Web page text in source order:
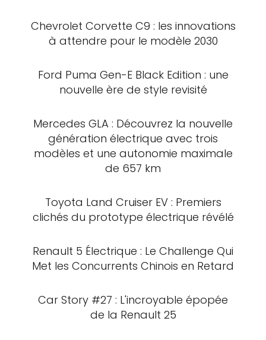
Chevrolet Corvette C9 : les innovations
à attendre pour le modèle 2030
Ford Puma Gen-E Black Edition : une
nouvelle ère de style revisité
Mercedes GLA : Découvrez la nouvelle
génération électrique avec trois
modèles et une autonomie maximale
de 657 km
Toyota Land Cruiser EV : Premiers
clichés du prototype électrique révélé
Renault 5 Électrique : Le Challenge Qui
Met les Concurrents Chinois en Retard
Car Story #27 : L'incroyable épopée
de la Renault 25